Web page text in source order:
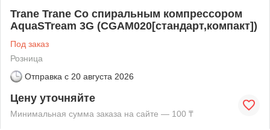
Trane Trane Со спиральным компрессором
AquaSTream 3G (CGAM020[стандарт,компакт])
Под заказ
Розница
Отправка с 20 августа 2026
Цену уточняйте
Минимальная сумма заказа на сайте — 100 ₸